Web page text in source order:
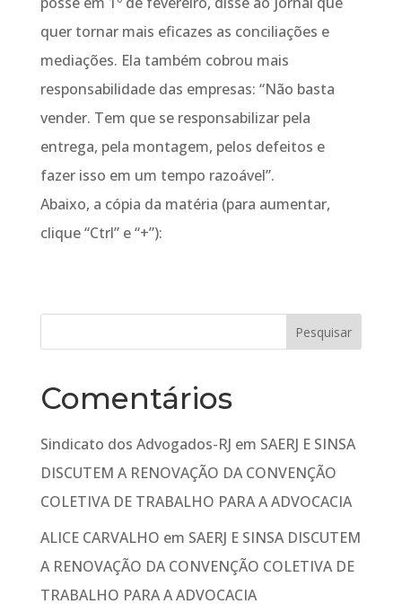
quer tornar mais eficazes as conciliações e
mediações. Ela também cobrou mais
responsabilidade das empresas: “Não basta
vender. Tem que se responsabilizar pela
entrega, pela montagem, pelos defeitos e
fazer isso em um tempo razoável”.
Abaixo, a cópia da matéria (para aumentar,
clique “Ctrl” e “+”):
Comentários
Sindicato dos Advogados-RJ em SAERJ E SINSA
DISCUTEM A RENOVAÇÃO DA CONVENÇÃO
COLETIVA DE TRABALHO PARA A ADVOCACIA
ALICE CARVALHO em SAERJ E SINSA DISCUTEM
A RENOVAÇÃO DA CONVENÇÃO COLETIVA DE
TRABALHO PARA A ADVOCACIA